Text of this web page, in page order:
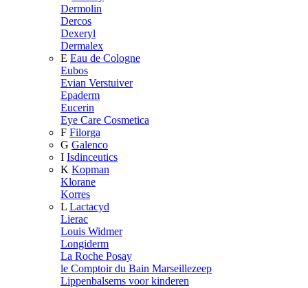
Dermolin
Dercos
Dexeryl
Dermalex
E Eau de Cologne
Eubos
Evian Verstuiver
Epaderm
Eucerin
Eye Care Cosmetica
F Filorga
G Galenco
I Isdinceutics
K Kopman
Klorane
Korres
L Lactacyd
Lierac
Louis Widmer
Longiderm
La Roche Posay
le Comptoir du Bain Marseillezeep
Lippenbalsems voor kinderen